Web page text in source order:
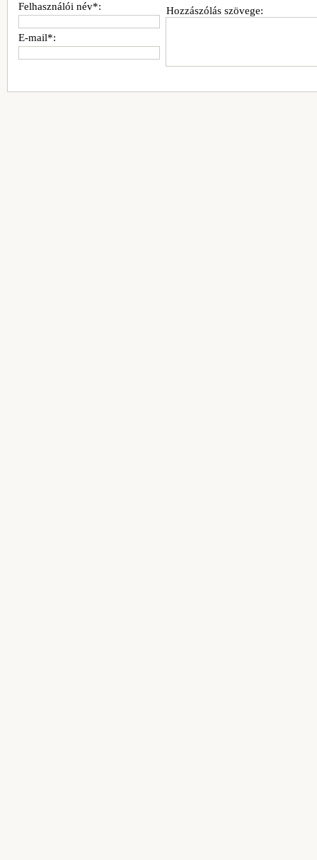
Hozzászólás szövege:
Felhasználói név*:
E-mail*: